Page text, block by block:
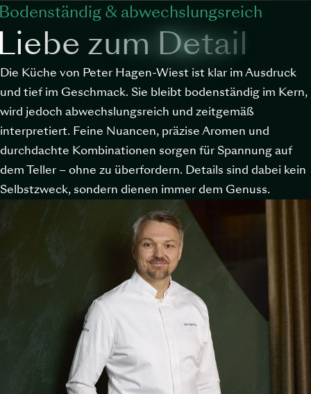
& abwechslungsreich
zum Detail
Die Küche von Peter Hagen-Wiest ist klar im Ausdruck
und tief im Geschmack. Sie bleibt bodenständig im Kern,
wird jedoch abwechslungsreich und zeitgemäß
interpretiert. Feine Nuancen, präzise Aromen und
durchdachte Kombinationen sorgen für Spannung auf
dem Teller – ohne zu überfordern. Details sind dabei kein
Selbstzweck, sondern dienen immer dem Genuss.